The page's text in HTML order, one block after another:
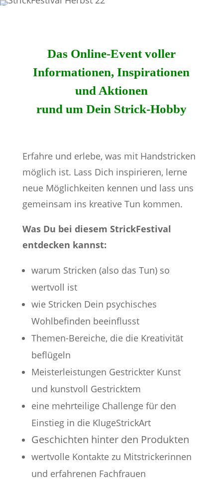
Das Online-Event voller
Informationen, Inspirationen
und Aktionen
rund um Dein Strick-Hobby
Erfahre und erlebe, was mit Handstricken
möglich ist. Lass Dich inspirieren, lerne
neue Möglichkeiten kennen und lass uns
gemeinsam ins kreative Tun kommen.
Was Du bei diesem StrickFestival
entdecken kannst:
warum Stricken (also das Tun) so
wertvoll ist
wie Stricken Dein psychisches
Wohlbefinden beeinflusst
Themen-Bereiche, die die Kreativität
beflügeln
Meisterleistungen Gestrickter Kunst
und kunstvoll Gestricktem
eine mehrteilige Challenge für den
Einstieg in die KlugeStrickArt
Geschichten hinter den Produkten
wertvolle Kontakte zu Mitstrickerinnen
und erfahrenen Fachfrauen